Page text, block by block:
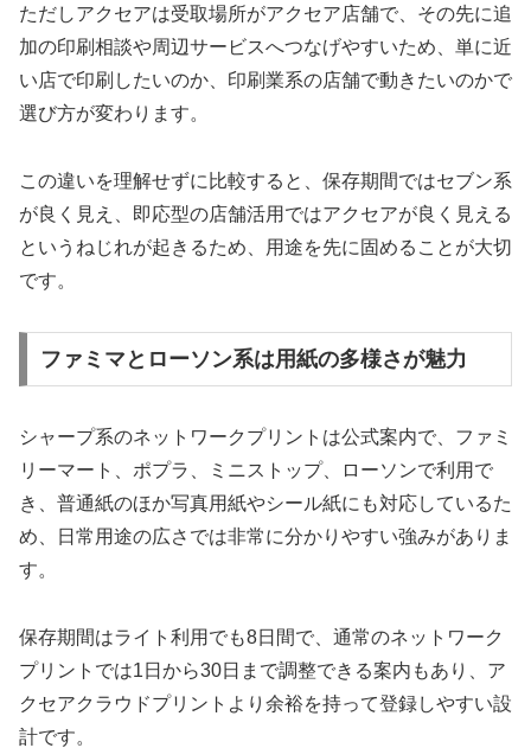
ただしアクセアは受取場所がアクセア店舗で、その先に追
加の印刷相談や周辺サービスへつなげやすいため、単に近
い店で印刷したいのか、印刷業系の店舗で動きたいのかで
選び方が変わります。
この違いを理解せずに比較すると、保存期間ではセブン系
が良く見え、即応型の店舗活用ではアクセアが良く見える
というねじれが起きるため、用途を先に固めることが大切
です。
ファミマとローソン系は用紙の多様さが魅力
シャープ系のネットワークプリントは公式案内で、ファミ
リーマート、ポプラ、ミニストップ、ローソンで利用で
き、普通紙のほか写真用紙やシール紙にも対応しているた
め、日常用途の広さでは非常に分かりやすい強みがありま
す。
保存期間はライト利用でも8日間で、通常のネットワーク
プリントでは1日から30日まで調整できる案内もあり、ア
クセアクラウドプリントより余裕を持って登録しやすい設
計です。